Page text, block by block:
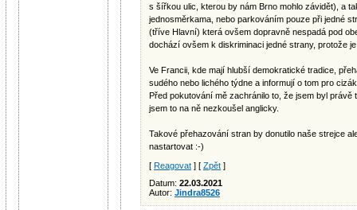
s šířkou ulic, kterou by nám Brno mohlo závidět), a
jednosměrkama, nebo parkováním pouze při jedné
(tříve Hlavní) která ovšem dopravně nespadá pod
dochází ovšem k diskriminaci jedné strany, protože
Ve Francii, kde mají hlubší demokratické tradice,
sudého nebo lichého týdne a informují o tom pro
Před pokutování mě zachránilo to, že jsem byl
jsem to na ně nezkoušel anglicky.
Takové přehazování stran by donutilo naše strejce
nastartovat :-)
[ Reagovat ] [ Zpět ]
Datum: 22.03.2021
Autor: Jindra8526